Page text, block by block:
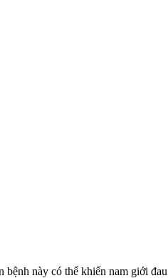
này có thể khiến nam giới